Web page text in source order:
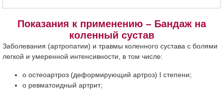
Показания к применению – Бандаж на
коленный сустав
Заболевания (артропатии) и травмы коленного сустава с болями
легкой и умеренной интенсивности, в том числе:
o остеоартроз (деформирующий артроз) I степени;
o ревматоидный артрит;